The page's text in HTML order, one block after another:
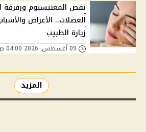
نقص المغنيسيوم ورفرفة
العضلات.. الأعراض
زيارة الطبيب
المزيد